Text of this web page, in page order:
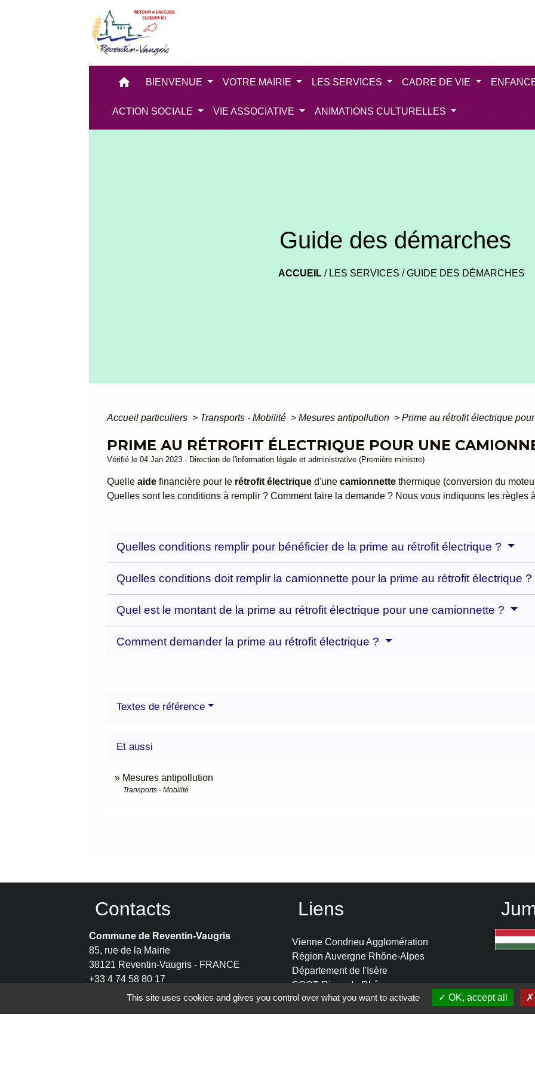
home BIENVENUE VOTRE MAIRIE LES SERVICES CADRE DE VIE
ACTION SOCIALE VIE ASSOCIATIVE ANIMATIONS CULTURELLES
Guide des démarches
ACCUEIL/ LES SERVICES /GUIDE DES DÉMARCHES
Accueil particuliers > Transports - Mobilité > Mesures antipollution > Prime au rétrofit électrique
PRIME AU RÉTROFIT ÉLECTRIQUE POUR UNE
Vérifié le 04 Jan 2023 - Direction de l'information légale et administrative (Première ministre)
Quelleaide financière pour le rétrofit électrique d'unecamionnette thermique (conversion du
Quelles sont les conditions à remplir ? Comment faire la demande ? Nous vous indiquons les règles
Quelles conditions remplir pour bénéficier de la prime au rétrofit électrique ?
Quelles conditions doit remplir la camionnette pour la prime au rétrofit électrique ?
Quel est le montant de la prime au rétrofit électrique pour une camionnette ?
Comment demander la prime au rétrofit électrique ?
Textes de référence
Et aussi
Mesures antipollution
Transports - Mobilité
Contacts
Commune de Reventin-Vaugris
85, rue de la Mairie
38121 Reventin-Vaugris - FRANCE
+33 4 74 58 80 17
Contact par formulaire
Liens
Vienne Condrieu Agglomération
Région Auvergne Rhône-Alpes
Département de l'Isère
SCOT Rives du Rhône
This site uses cookies and gives you control over what you want to activate OK, accept all